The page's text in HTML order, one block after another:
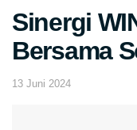
Sinergi
Bersama
13 Juni 2024